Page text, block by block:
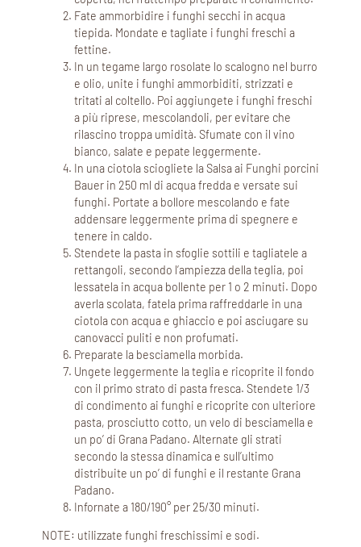
Fate ammorbidire i funghi secchi in acqua
tiepida. Mondate e tagliate i funghi freschi a
fettine.
In un tegame largo rosolate lo scalogno nel burro
e olio, unite i funghi ammorbiditi, strizzati e
tritati al coltello. Poi aggiungete i funghi freschi
a più riprese, mescolandoli, per evitare che
rilascino troppa umidità. Sfumate con il vino
bianco, salate e pepate leggermente.
In una ciotola sciogliete la Salsa ai Funghi porcini
Bauer in 250 ml di acqua fredda e versate sui
funghi. Portate a bollore mescolando e fate
addensare leggermente prima di spegnere e
tenere in caldo.
Stendete la pasta in sfoglie sottili e tagliatele a
rettangoli, secondo l’ampiezza della teglia, poi
lessatela in acqua bollente per 1 o 2 minuti. Dopo
averla scolata, fatela prima raffreddarle in una
ciotola con acqua e ghiaccio e poi asciugare su
canovacci puliti e non profumati.
Preparate la besciamella morbida.
Ungete leggermente la teglia e ricoprite il fondo
con il primo strato di pasta fresca. Stendete 1/3
di condimento ai funghi e ricoprite con ulteriore
pasta, prosciutto cotto, un velo di besciamella e
un po’ di Grana Padano. Alternate gli strati
secondo la stessa dinamica e sull’ultimo
distribuite un po’ di funghi e il restante Grana
Padano.
Infornate a 180/190° per 25/30 minuti.
NOTE: utilizzate funghi freschissimi e sodi.